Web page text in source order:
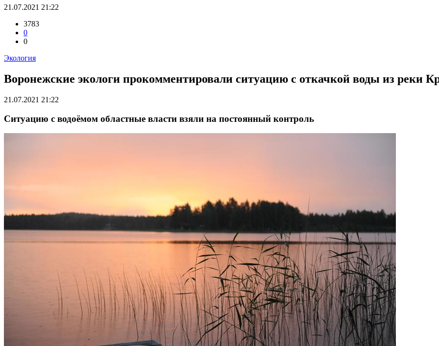
21.07.2021 21:22
3783
0
0
Экология
Воронежские экологи прокомментировали ситуацию с откачкой воды из реки
21.07.2021 21:22
Ситуацию с водоёмом областные власти взяли на постоянный контроль